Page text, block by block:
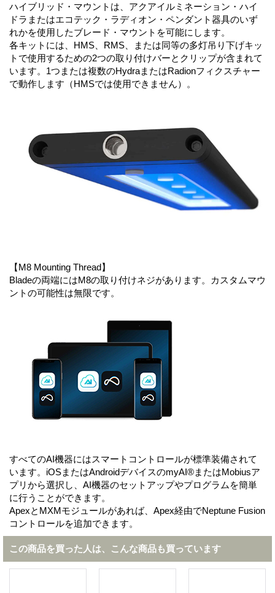
ハイブリッド・マウントは、アクアイルミネーション・ハイ
ドラまたはエコテック・ラディオン・ペンダント器具のいず
れかを使用したブレード・マウントを可能にします。
各キットには、HMS、RMS、または同等の多灯吊り下げキッ
トで使用するための2つの取り付けバーとクリップが含まれて
います。1つまたは複数のHydraまたはRadionフィクスチャー
で動作します（HMSでは使用できません）。
【M8 Mounting Thread】
Bladeの両端にはM8の取り付けネジがあります。カスタムマウ
ントの可能性は無限です。
すべてのAI機器にはスマートコントロールが標準装備されて
います。iOSまたはAndroidデバイスのmyAI®またはMobiusア
プリから選択し、AI機器のセットアップやプログラムを簡単
に行うことができます。
ApexとMXMモジュールがあれば、Apex経由でNeptune Fusion
コントロールを追加できます。
この商品を買った人は、こんな商品も買っています